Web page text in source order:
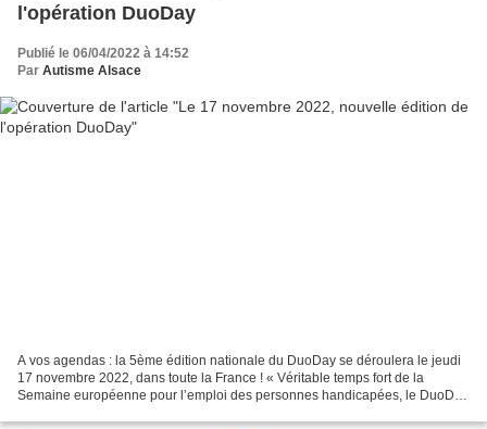
l'opération DuoDay
Publié le 06/04/2022 à 14:52
Par Autisme Alsace
A vos agendas : la 5ème édition nationale du DuoDay se déroulera le jeudi
17 novembre 2022, dans toute la France ! « Véritable temps fort de la
Semaine européenne pour l’emploi des personnes handicapées, le DuoDay